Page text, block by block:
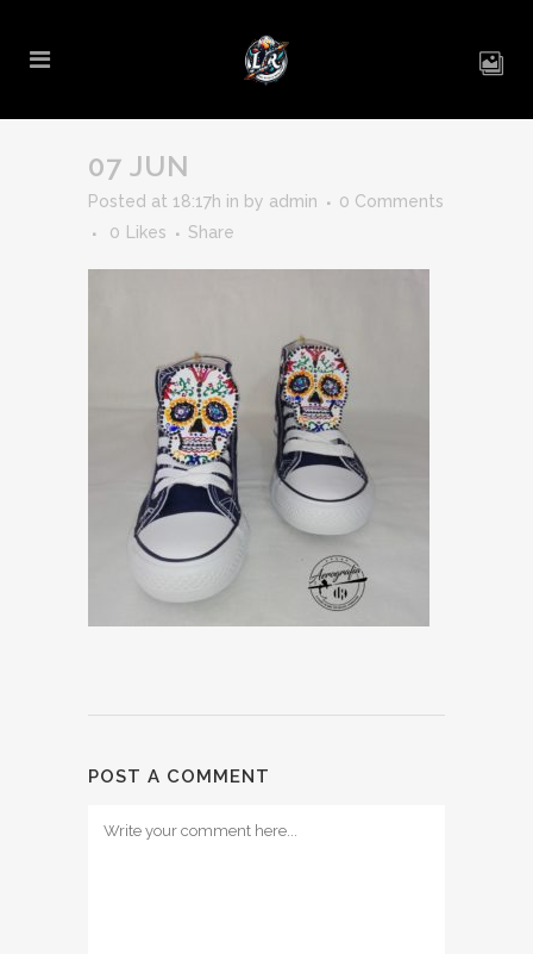
07 JUN
Posted at 18:17h in by admin
0 Comments
0
Likes Share
POST A COMMENT